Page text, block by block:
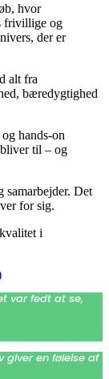
hvor
frivillige og
der er
alt fra
bæredygtighed
hands-on
til – og
samarbejder. Det
for sig.
i
var fedt at se,
giver en følelse af